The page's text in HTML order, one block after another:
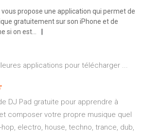
vous propose une application qui permet de
gratuitement sur son iPhone et de
si on est...
applications pour télécharger ...
DJ Pad gratuite pour apprendre à
composer votre propre musique quel
electro, house, techno, trance, dub,